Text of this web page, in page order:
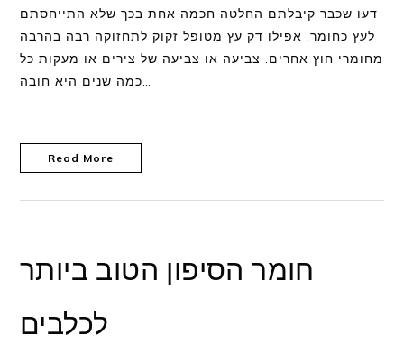
דעו שכבר קיבלתם החלטה חכמה אחת בכך שלא התייחסתם
לעץ כחומר. אפילו דק עץ מטופל זקוק לתחזוקה רבה בהרבה
מחומרי חוץ אחרים. צביעה או צביעה של צירים או מעקות כל
כמה שנים היא חובה…
Read More
חומר הסיפון הטוב ביותר
לכלבים